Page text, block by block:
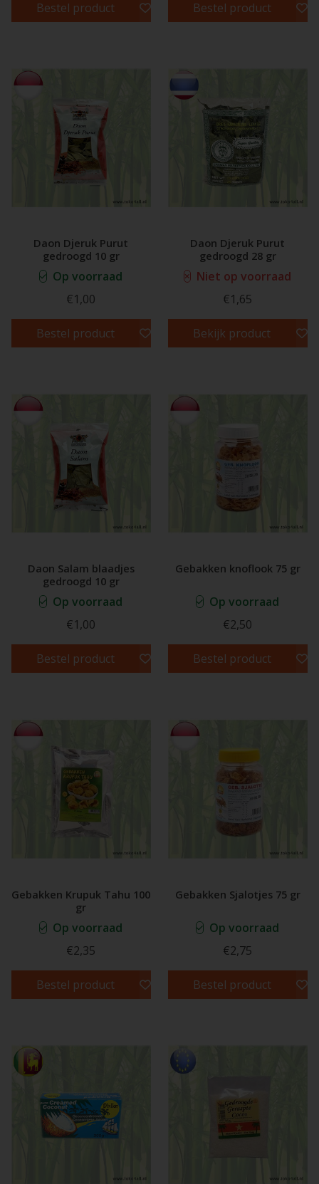
Bestel product Bestel product
Daon Djeruk Purut
gedroogd 10 gr
Op voorraad
€1,00
Bestel product
Daon Djeruk Purut
gedroogd 28 gr
Niet op voorraad
€1,65
Bekijk product
Daon Salam blaadjes
gedroogd 10 gr
Op voorraad
€1,00
Bestel product
Gebakken knoflook 75 gr
Op voorraad
€2,50
Bestel product
Gebakken Krupuk Tahu 100
gr
Op voorraad
€2,35
Bestel product
Gebakken Sjalotjes 75 gr
Op voorraad
€2,75
Bestel product